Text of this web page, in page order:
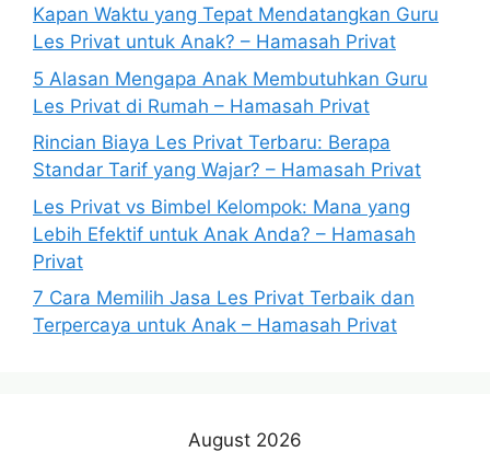
Kapan Waktu yang Tepat Mendatangkan Guru
Les Privat untuk Anak? – Hamasah Privat
5 Alasan Mengapa Anak Membutuhkan Guru
Les Privat di Rumah – Hamasah Privat
Rincian Biaya Les Privat Terbaru: Berapa
Standar Tarif yang Wajar? – Hamasah Privat
Les Privat vs Bimbel Kelompok: Mana yang
Lebih Efektif untuk Anak Anda? – Hamasah
Privat
7 Cara Memilih Jasa Les Privat Terbaik dan
Terpercaya untuk Anak – Hamasah Privat
August 2026